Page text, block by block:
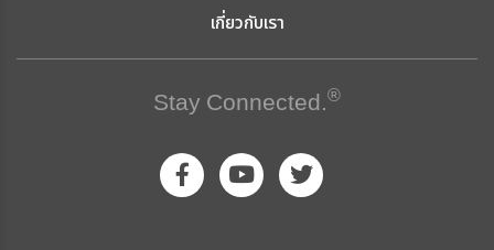
เกี่ยวกับเรา
Stay Connected.®